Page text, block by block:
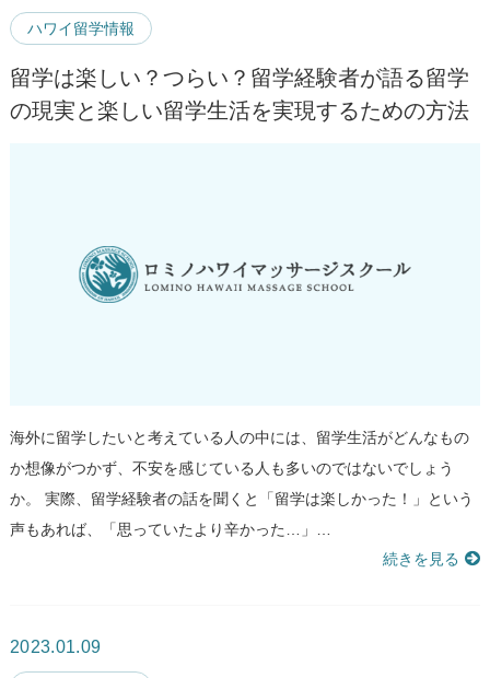
ハワイ留学情報
留学は楽しい？つらい？留学経験者が語る留学
の現実と楽しい留学生活を実現するための方法
海外に留学したいと考えている人の中には、留学生活がどんなもの
か想像がつかず、不安を感じている人も多いのではないでしょう
か。 実際、留学経験者の話を聞くと「留学は楽しかった！」という
声もあれば、「思っていたより辛かった…」…
続きを見る
2023.01.09